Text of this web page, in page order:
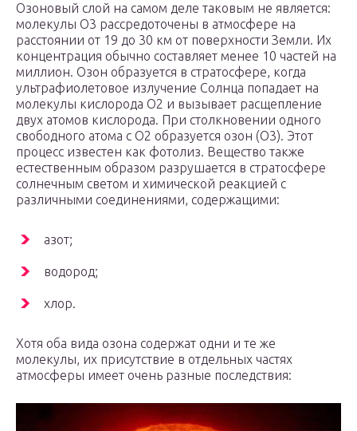
Озоновый слой на самом деле таковым не является:
молекулы О3 рассредоточены в атмосфере на
расстоянии от 19 до 30 км от поверхности Земли. Их
концентрация обычно составляет менее 10 частей на
миллион. Озон образуется в стратосфере, когда
ультрафиолетовое излучение Солнца попадает на
молекулы кислорода О2 и вызывает расщепление
двух атомов кислорода. При столкновении одного
свободного атома с О2 образуется озон (О3). Этот
процесс известен как фотолиз. Вещество также
естественным образом разрушается в стратосфере
солнечным светом и химической реакцией с
различными соединениями, содержащими:
азот;
водород;
хлор.
Хотя оба вида озона содержат одни и те же
молекулы, их присутствие в отдельных частях
атмосферы имеет очень разные последствия: